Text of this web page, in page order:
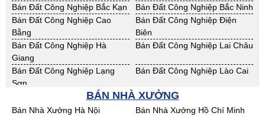
Cho Thuê Nhà Xưởng Đăk
Nông
Cho Thuê Nhà Xưởng ĐắkLắk
Cho Thuê Nhà Xưởng Gia Lai
Cho Thuê Nhà Xưởng Hà Tĩnh
Cho Thuê Nhà Xưởng Kon
Tum
Cho Thuê Nhà Xưởng Nghệ An
Cho Thuê Nhà Xưởng Ninh
Thuận
Cho Thuê Nhà Xưởng Phú Yên
Cho Thuê Nhà Xưởng Quảng
Bình
Cho Thuê Nhà Xưởng Quảng
Nam
Bán Đất Công Nghiệp Bắc Kạn
Bán Đất Công Nghiệp Bắc Ninh
Bán Đất Công Nghiệp Cao
Bằng
Bán Đất Công Nghiệp Điện
Biên
Bán Đất Công Nghiệp Hà
Giang
Bán Đất Công Nghiệp Lai Châu
Bán Đất Công Nghiệp Lạng
Sơn
Bán Đất Công Nghiệp Lào Cai
Bán Đất Công Nghiệp Nam
Định
Bán Đất Công Nghiệp Phú Thọ
BÁN NHÀ XƯỞNG
Bán Nhà Xưởng Hà Nội
Bán Nhà Xưởng Hồ Chí Minh